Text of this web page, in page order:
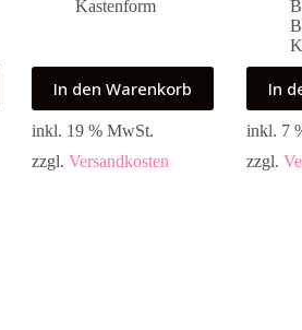
Kastenform
In den Warenkorb
inkl. 19 % MwSt.
zzgl.Versandkosten
In
inkl. 7
zzgl.